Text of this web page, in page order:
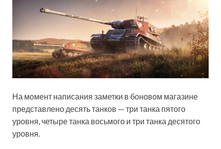
На момент написания заметки в боновом магазине
представлено десять танков — три танка пятого
уровня, четыре танка восьмого и три танка десятого
уровня.